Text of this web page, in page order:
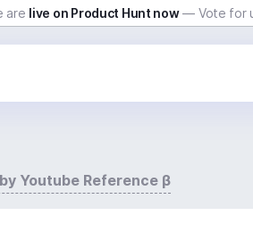
are live on Product Hunt now — Vote for
Youtube Reference β